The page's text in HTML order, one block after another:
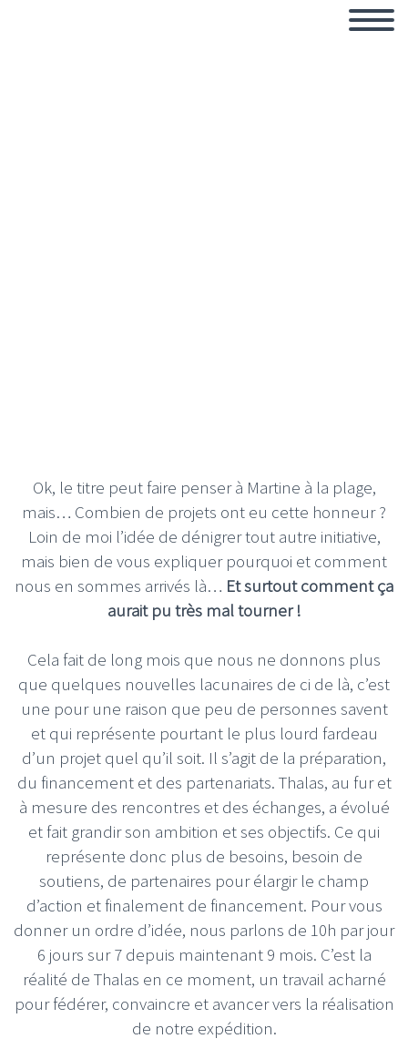
Ok, le titre peut faire penser à Martine à la plage,
mais… Combien de projets ont eu cette honneur ?
Loin de moi l’idée de dénigrer tout autre initiative,
mais bien de vous expliquer pourquoi et comment
nous en sommes arrivés là… Et surtout comment ça
aurait pu très mal tourner !
Cela fait de long mois que nous ne donnons plus
que quelques nouvelles lacunaires de ci de là, c’est
une pour une raison que peu de personnes savent
et qui représente pourtant le plus lourd fardeau
d’un projet quel qu’il soit. Il s’agit de la préparation,
du financement et des partenariats. Thalas, au fur et
à mesure des rencontres et des échanges, a évolué
et fait grandir son ambition et ses objectifs. Ce qui
représente donc plus de besoins, besoin de
soutiens, de partenaires pour élargir le champ
d’action et finalement de financement. Pour vous
donner un ordre d’idée, nous parlons de 10h par jour
6 jours sur 7 depuis maintenant 9 mois. C’est la
réalité de Thalas en ce moment, un travail acharné
pour fédérer, convaincre et avancer vers la réalisation
de notre expédition.